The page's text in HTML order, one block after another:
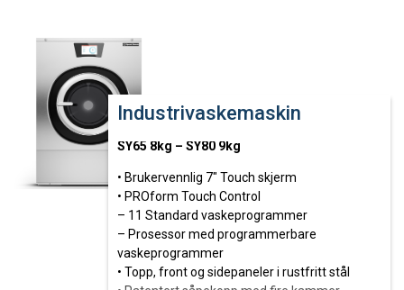
Industrivaskemaskin
SY65 8kg – SY80 9kg
• Brukervennlig 7″ Touch skjerm
• PROform Touch Control
– 11 Standard vaskeprogrammer
– Prosessor med programmerbare
vaskeprogrammer
• Topp, front og sidepaneler i rustfritt stål